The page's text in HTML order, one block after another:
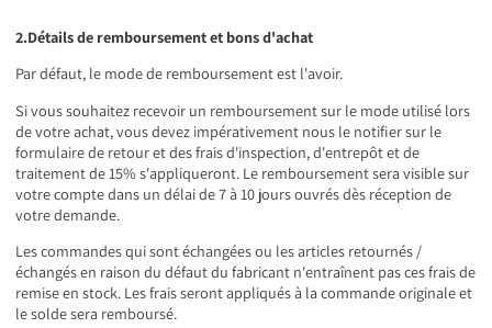
2.Détails de remboursement et bons d'achat
Par défaut, le mode de remboursement est l'avoir.
Si vous souhaitez recevoir un remboursement sur le mode utilisé lors
de votre achat, vous devez impérativement nous le notifier sur le
formulaire de retour et des frais d'inspection, d'entrepôt et de
traitement de 15% s'appliqueront. Le remboursement sera visible sur
votre compte dans un délai de 7 à 10 jours ouvrés dès réception de
votre demande.
Les commandes qui sont échangées ou les articles retournés /
échangés en raison du défaut du fabricant n'entraînent pas ces frais de
remise en stock. Les frais seront appliqués à la commande originale et
le solde sera remboursé.